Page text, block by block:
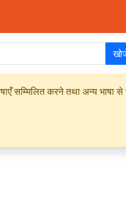
सम्मिलित करने तथा अन्य भाषा से